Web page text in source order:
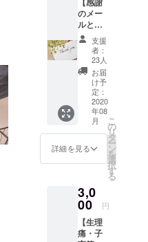
ることが出
来るメソッ
ドです。
のメー
ルと活
動報
告】 プ
レママ
ホット
プロ
ジェク
トを応
援して
頂いた
方に、
感謝の
メール
と今後
報告を
させて
頂きま
す。こ
のプロ
支援
者：
23人
お届
け予
定：
2020
年08
月
詳細を見る
こ
の
リ
タ
ー
ン
を
選
択
す
る
3,0
00 円
【生理
痛・子